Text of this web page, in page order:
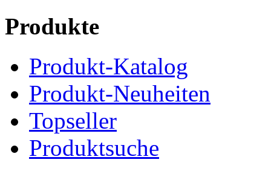
Produkte
Produkt-Katalog
Produkt-Neuheiten
Topseller
Produktsuche